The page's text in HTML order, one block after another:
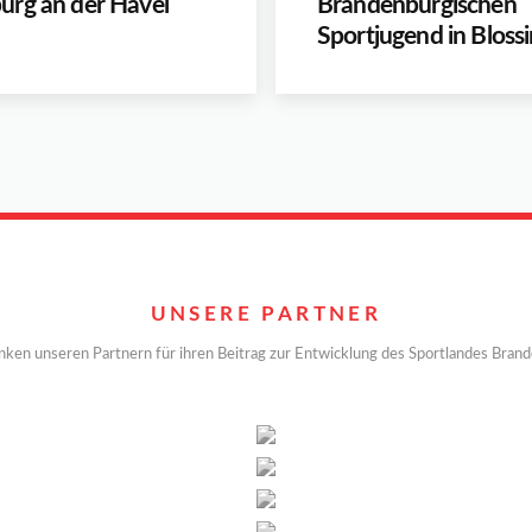
an der Havel
Brandenburgischen
Sportjugend in
UNSERE PARTNER
unseren Partnern für ihren Beitrag zur Entwicklung des Sportlandes